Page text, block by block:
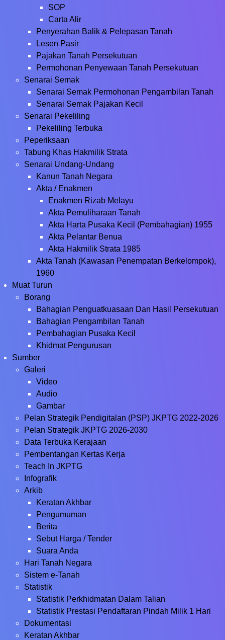
SOP
Carta Alir
Penyerahan Balik & Pelepasan Tanah
Lesen Pasir
Pajakan Tanah Persekutuan
Permohonan Penyewaan Tanah Persekutuan
Senarai Semak
Senarai Semak Permohonan Pengambilan Tanah
Senarai Semak Pajakan Kecil
Senarai Pekeliling
Pekeliling Terbuka
Peperiksaan
Tabung Khas Hakmilik Strata
Senarai Undang-Undang
Kanun Tanah Negara
Akta / Enakmen
Enakmen Rizab Melayu
Akta Pemuliharaan Tanah
Akta Harta Pusaka Kecil (Pembahagian) 1955
Akta Pelantar Benua
Akta Hakmilik Strata 1985
Akta Tanah (Kawasan Penempatan Berkelompok),
1960
Muat Turun
Borang
Bahagian Penguatkuasaan Dan Hasil Persekutuan
Bahagian Pengambilan Tanah
Pembahagian Pusaka Kecil
Khidmat Pengurusan
Sumber
Galeri
Video
Audio
Gambar
Pelan Strategik Pendigitalan (PSP) JKPTG 2022-2026
Pelan Strategik JKPTG 2026-2030
Data Terbuka Kerajaan
Pembentangan Kertas Kerja
Teach In JKPTG
Infografik
Arkib
Keratan Akhbar
Pengumuman
Berita
Sebut Harga / Tender
Suara Anda
Hari Tanah Negara
Sistem e-Tanah
Statistik
Statistik Perkhidmatan Dalam Talian
Statistik Prestasi Pendaftaran Pindah Milik 1 Hari
Dokumentasi
Keratan Akhbar